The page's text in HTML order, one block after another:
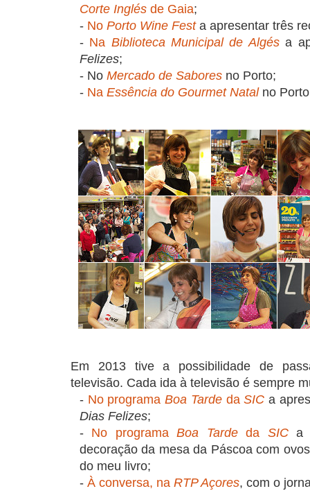
Corte Inglés de Gaia;
- No Porto Wine Festa apresentar três
- Na Biblioteca Municipal de Algésa
Felizes;
- No Mercado de Sabores no Porto;
- Na Essência do Gourmet Natalno
Em 2013 tive a possibilidade de
televisão. Cada ida à televisão é sempre
- No programaBoa Tarde daSIC a
Dias Felizes;
- No programaBoa Tardeda SICa
decoração da mesa da Páscoa com
do meu livro;
- À conversa, na RTP Açores, com o